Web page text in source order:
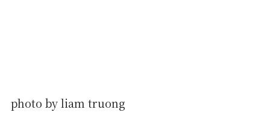
photo by liam truong